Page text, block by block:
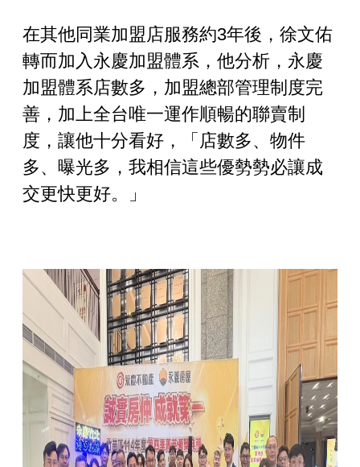
在其他同業加盟店服務約3年後，徐文佑
轉而加入永慶加盟體系，他分析，永慶
加盟體系店數多，加盟總部管理制度完
善，加上全台唯一運作順暢的聯賣制
度，讓他十分看好，「店數多、物件
多、曝光多，我相信這些優勢勢必讓成
交更快更好。」